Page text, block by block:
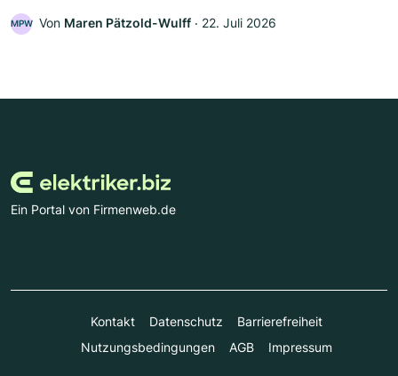
MPW Von Maren Pätzold-Wulff ‧ 22. Juli 2026
Ein Portal von Firmenweb.de
Kontakt Datenschutz
Barrierefreiheit
Nutzungsbedingungen
AGB Impressum